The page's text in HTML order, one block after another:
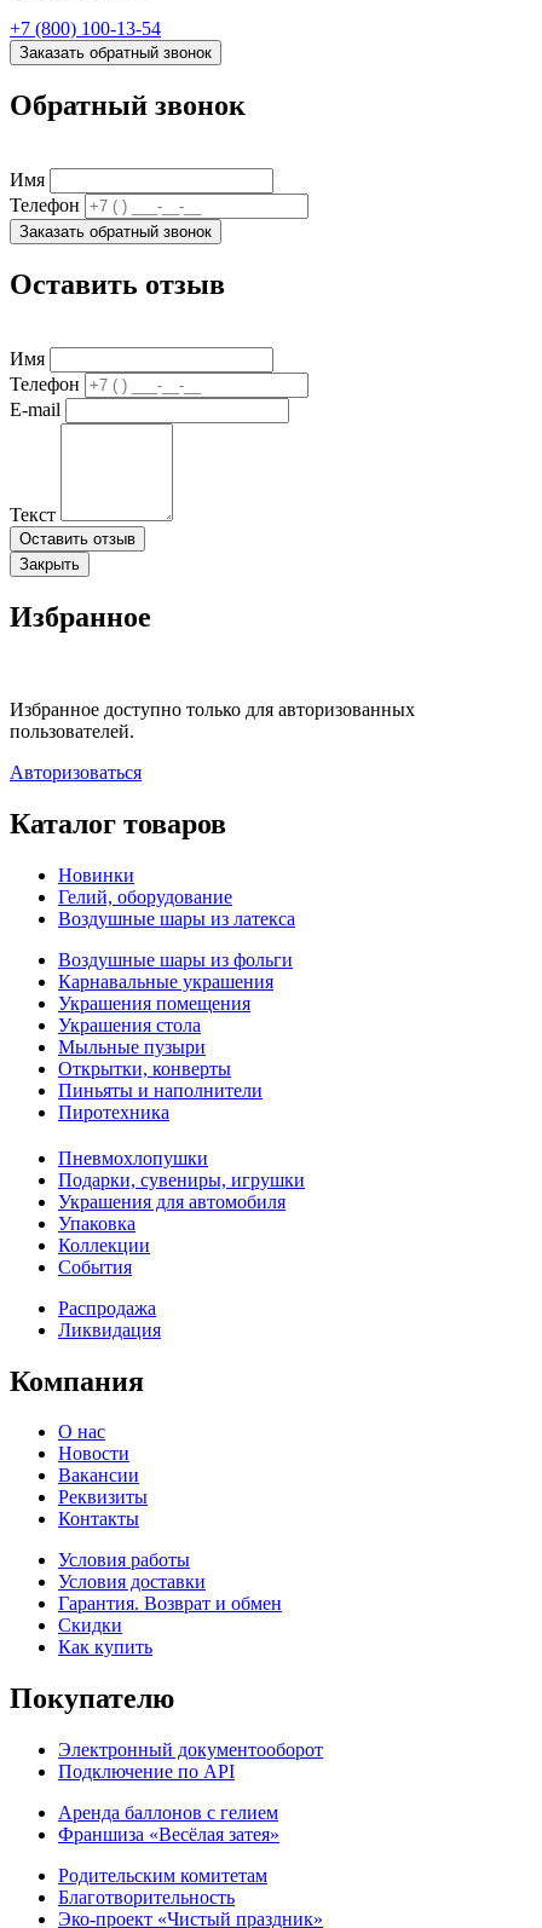
+7 (800) 100-13-54
Заказать обратный звонок
Обратный звонок
Имя
Телефон
Заказать обратный звонок
Оставить отзыв
Имя
Телефон
E-mail
Текст
Оставить отзыв
Закрыть
Избранное
Избранное доступно только для авторизованных
пользователей.
Авторизоваться
Каталог товаров
Новинки
Гелий, оборудование
Воздушные шары из латекса
Воздушные шары из фольги
Карнавальные украшения
Украшения помещения
Украшения стола
Мыльные пузыри
Открытки, конверты
Пиньяты и наполнители
Пиротехника
Пневмохлопушки
Подарки, сувениры, игрушки
Украшения для автомобиля
Упаковка
Коллекции
События
Распродажа
Ликвидация
Компания
О нас
Новости
Вакансии
Реквизиты
Контакты
Условия работы
Условия доставки
Гарантия. Возврат и обмен
Скидки
Как купить
Покупателю
Электронный документооборот
Подключение по API
Аренда баллонов с гелием
Франшиза «Весёлая затея»
Родительским комитетам
Благотворительность
Эко-проект «Чистый праздник»